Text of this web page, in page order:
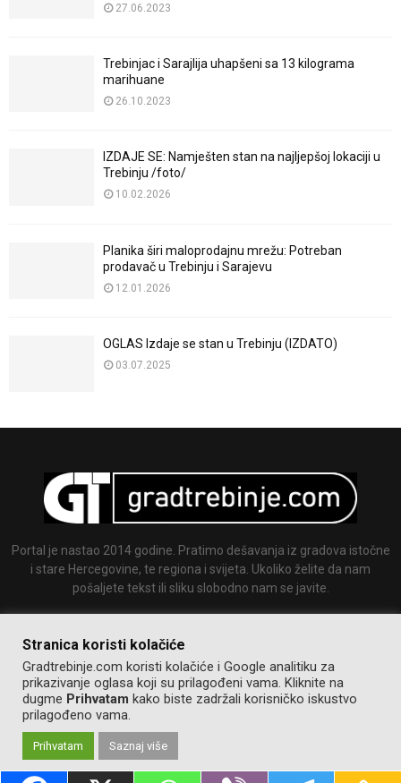
27.06.2023
Trebinjac i Sarajlija uhapšeni sa 13 kilograma
marihuane
26.10.2023
IZDAJE SE: Namješten stan na najljepšoj lokaciji u
Trebinju /foto/
10.02.2026
Planika širi maloprodajnu mrežu: Potreban
prodavač u Trebinju i Sarajevu
12.01.2026
OGLAS Izdaje se stan u Trebinju (IZDATO)
03.07.2025
Portal je nastao 2014 godine. Pratimo dešavanja iz gradova istočne
i stare Hercegovine, te regiona i svijeta. Ukoliko želite da nam
pošaljete tekst ili sliku slobodno nam se javite.
@2014-2020. Sva prava zadržana.
Stranica koristi kolačiće
Gradtrebinje.com koristi kolačiće i Google analitiku za
prikazivanje oglasa koji su prilagođeni vama. Kliknite na
dugme Prihvatam kako biste zadržali korisničko iskustvo
prilagođeno vama.
Prihvatam Saznaj više